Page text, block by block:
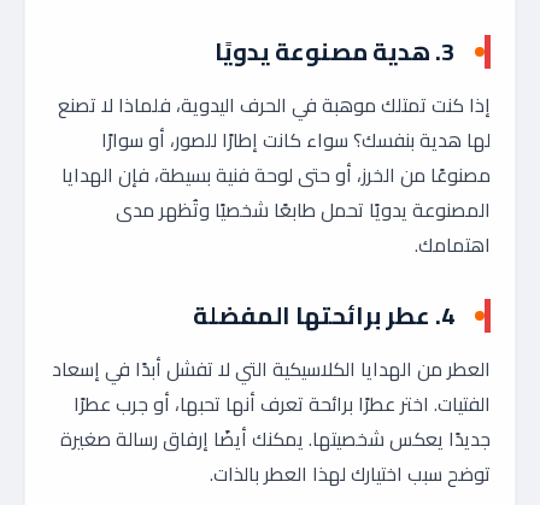
3. هدية مصنوعة يدويًا
إذا كنت تمتلك موهبة في الحرف اليدوية، فلماذا لا تصنع
لها هدية بنفسك؟ سواء كانت إطارًا للصور، أو سوارًا
مصنوعًا من الخرز، أو حتى لوحة فنية بسيطة، فإن الهدايا
المصنوعة يدويًا تحمل طابعًا شخصيًا وتُظهر مدى
اهتمامك.
4. عطر برائحتها المفضلة
العطر من الهدايا الكلاسيكية التي لا تفشل أبدًا في إسعاد
الفتيات. اختر عطرًا برائحة تعرف أنها تحبها، أو جرب عطرًا
جديدًا يعكس شخصيتها. يمكنك أيضًا إرفاق رسالة صغيرة
توضح سبب اختيارك لهذا العطر بالذات.